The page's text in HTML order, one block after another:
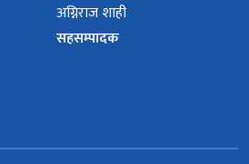
अग्निराज शाही
सहसम्पादक